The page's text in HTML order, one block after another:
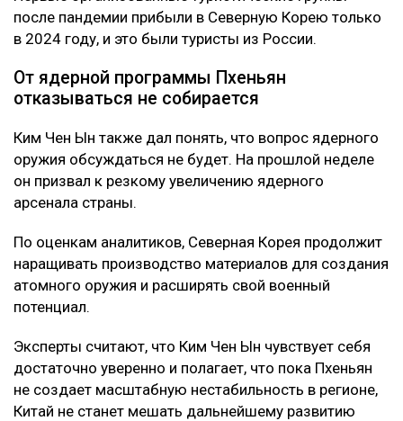
после пандемии прибыли в Северную Корею только
в 2024 году, и это были туристы из России.
От ядерной программы Пхеньян
отказываться не собирается
Ким Чен Ын также дал понять, что вопрос ядерного
оружия обсуждаться не будет. На прошлой неделе
он призвал к резкому увеличению ядерного
арсенала страны.
По оценкам аналитиков, Северная Корея продолжит
наращивать производство материалов для создания
атомного оружия и расширять свой военный
потенциал.
Эксперты считают, что Ким Чен Ын чувствует себя
достаточно уверенно и полагает, что пока Пхеньян
не создает масштабную нестабильность в регионе,
Китай не станет мешать дальнейшему развитию